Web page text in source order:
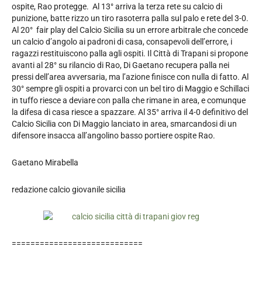
ospite, Rao protegge. Al 13° arriva la terza rete su calcio di
punizione, batte rizzo un tiro rasoterra palla sul palo e rete del 3-0.
Al 20° fair play del Calcio Sicilia su un errore arbitrale che concede
un calcio d’angolo ai padroni di casa, consapevoli dell’errore, i
ragazzi restituiscono palla agli ospiti. Il Città di Trapani si propone
avanti al 28° su rilancio di Rao, Di Gaetano recupera palla nei
pressi dell’area avversaria, ma l’azione finisce con nulla di fatto. Al
30° sempre gli ospiti a provarci con un bel tiro di Maggio e Schillaci
in tuffo riesce a deviare con palla che rimane in area, e comunque
la difesa di casa riesce a spazzare. Al 35° arriva il 4-0 definitivo del
Calcio Sicilia con Di Maggio lanciato in area, smarcandosi di un
difensore insacca all’angolino basso portiere ospite Rao.
Gaetano Mirabella
redazione calcio giovanile sicilia
============================